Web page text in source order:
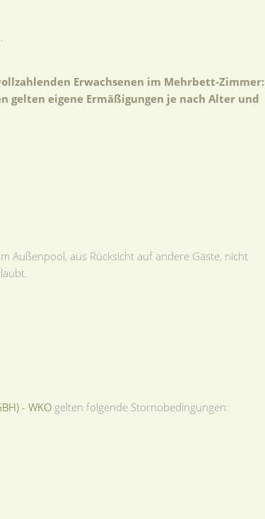
Erwachsenen im Mehrbett-Zimmer:
eigene Ermäßigungen je nach Alter und
Außenpool, aus Rücksicht auf andere Gäste, nicht
- WKO gelten folgende Stornobedingungen: